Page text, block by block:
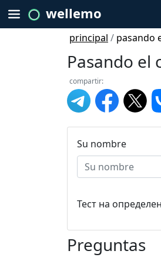
wellemo
principal / pasando
Pasando el
compartir:
Su nombre
Тест на
Preguntas